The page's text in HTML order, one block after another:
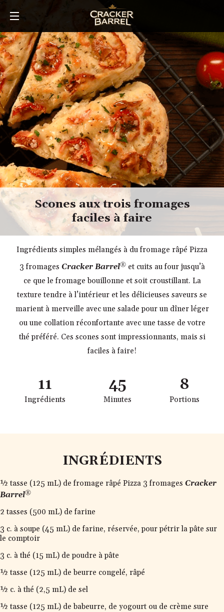
main
Scones aux trois fromages
faciles à faire
Ingrédients simples mélangés à du fromage râpé Pizza
3 fromages Cracker Barrel®et cuits au four jusqu’à
ce que le fromage bouillonne et soit croustillant. La
texture tendre à l’intérieur et les délicieuses saveurs se
marient à merveille avec une salade pour un dîner léger
ou une collation réconfortante avec une tasse de votre
thé préféré. Ces scones sont impressionnants, mais si
faciles à faire!
11
Ingrédients
45
Minutes
8
Portions
INGRÉDIENTS
½ tasse (125 mL) de fromage râpé Pizza 3 fromages Cracker
Barrel®
2 tasses (500 mL) de farine
3 c. à soupe (45 mL) de farine, réservée, pour pétrir la pâte sur
le comptoir
3 c. à thé (15 mL) de poudre à pâte
½ tasse (125 mL) de beurre congelé, râpé
½ c. à thé (2,5 mL) de sel
½ tasse (125 mL) de babeurre, de yogourt ou de crème sure